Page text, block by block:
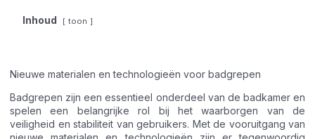
Inhoud toon
Nieuwe materialen en technologieën voor badgrepen
Badgrepen zijn een essentieel onderdeel van de badkamer en
spelen een belangrijke rol bij het waarborgen van de
veiligheid en stabiliteit van gebruikers. Met de vooruitgang van